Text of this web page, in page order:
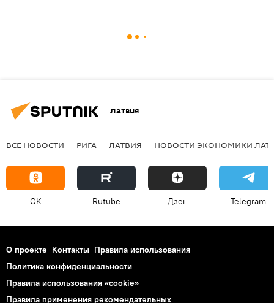
Латвия
ВСЕ НОВОСТИ РИГА ЛАТВИЯ НОВОСТИ ЭКОНОМИКИ
OK Rutube Дзен Telegram
О проекте Контакты Правила использования
Политика конфиденциальности
Правила использования «cookie»
Правила применения рекомендательных